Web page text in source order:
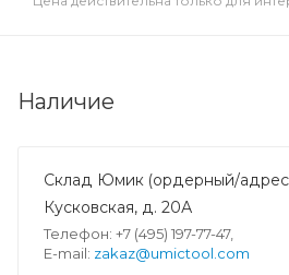
Наличие
Склад Юмик (ордерный/
Кусковская, д. 20А
Телефон: +7 (495) 197-77-47,
E-mail: zakaz@umictool.com